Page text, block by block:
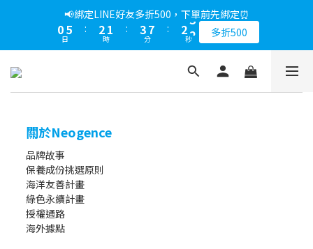
📢綁定LINE好友多折500，下單前先綁定⏰
0
6
5
4
1
日
:
3
2
1
2
1
0
時
:
4
3
2
8
7
6
3
分
:
3
2
1
3
2
1
秒 多折500
關於Neogence
品牌故事
保養成份挑選原則
海洋友善計畫
綠色永續計畫
授權通路
海外據點